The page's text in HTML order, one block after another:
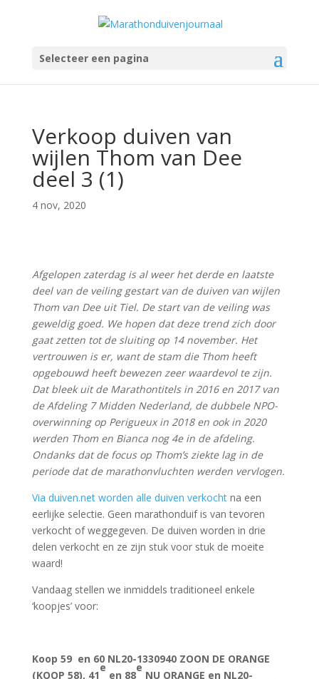
Selecteer een pagina
Verkoop duiven van
wijlen Thom van Dee
deel 3 (1)
4 nov, 2020
Afgelopen zaterdag is al weer het derde en laatste
deel van de veiling gestart van de duiven van wijlen
Thom van Dee uit Tiel. De start van de veiling was
geweldig goed. We hopen dat deze trend zich door
gaat zetten tot de sluiting op 14 november. Het
vertrouwen is er, want de stam die Thom heeft
opgebouwd heeft bewezen zeer waardevol te zijn.
Dat bleek uit de Marathontitels in 2016 en 2017 van
de Afdeling 7 Midden Nederland, de dubbele NPO-
overwinning op Perigueux in 2018 en ook in 2020
werden Thom en Bianca nog 4e in de afdeling.
Ondanks dat de focus op Thom’s ziekte lag in de
periode dat de marathonvluchten werden vervlogen.
Via duiven.net worden alle duiven verkochtna een
eerlijke selectie. Geen marathonduif is van tevoren
verkocht of weggegeven. De duiven worden in drie
delen verkocht en ze zijn stuk voor stuk de moeite
waard!
Vandaag stellen we inmiddels traditioneel enkele
‘koopjes’ voor:
Koop 59 en 60 NL20-1330940 ZOON DE ORANGE
(KOOP 58), 41
e
en 88
e
NU ORANGE en NL20-